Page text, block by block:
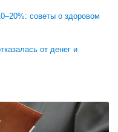
советы о здоровом
от денег и